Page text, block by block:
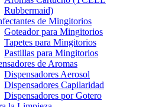
Rubbermaid)
de Mingitorios
Goteador para Mingitorios
Tapetes para Mingitorios
Pastillas para Mingitorios
de Aromas
Dispensadores Aerosol
Dispensadores Capilaridad
Dispensadores por Gotero